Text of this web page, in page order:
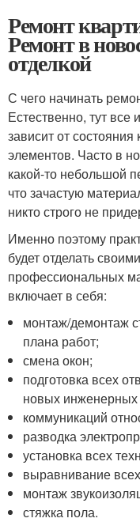
Ремонт
Ремонт в
отделкой
С чего начинать
Естественно, тут
зависит от
элементов. Часто в
какой-то небольшой
что зачастую
никто строго не
Именно поэтому
будет отделать
профессиональных
включает в себя:
монтаж/демонтаж
плана работ;
смена окон;
подготовка всех
новых инженерных
коммуникаций
разводка
установка всех
выравнивание
монтаж
стяжка пола.